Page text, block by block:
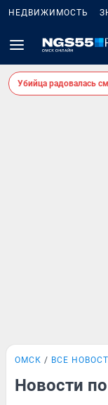
НЕДВИЖИМОСТЬ
Убийца радовалась
ОМСК ВСЕ
Новости